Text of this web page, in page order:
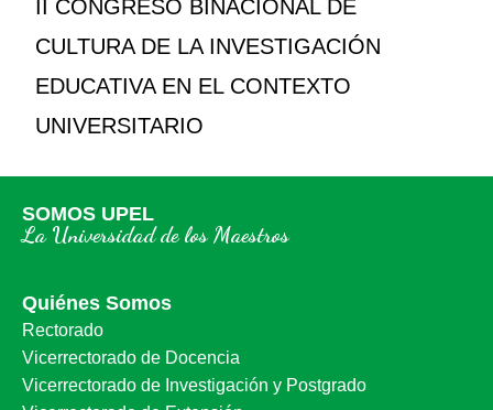
CONGRESO
COLOMBIA DE
EDUCATIVA:
SOMOS UPEL
Quiénes Somos
Rectorado
Vicerrectorado de Docencia